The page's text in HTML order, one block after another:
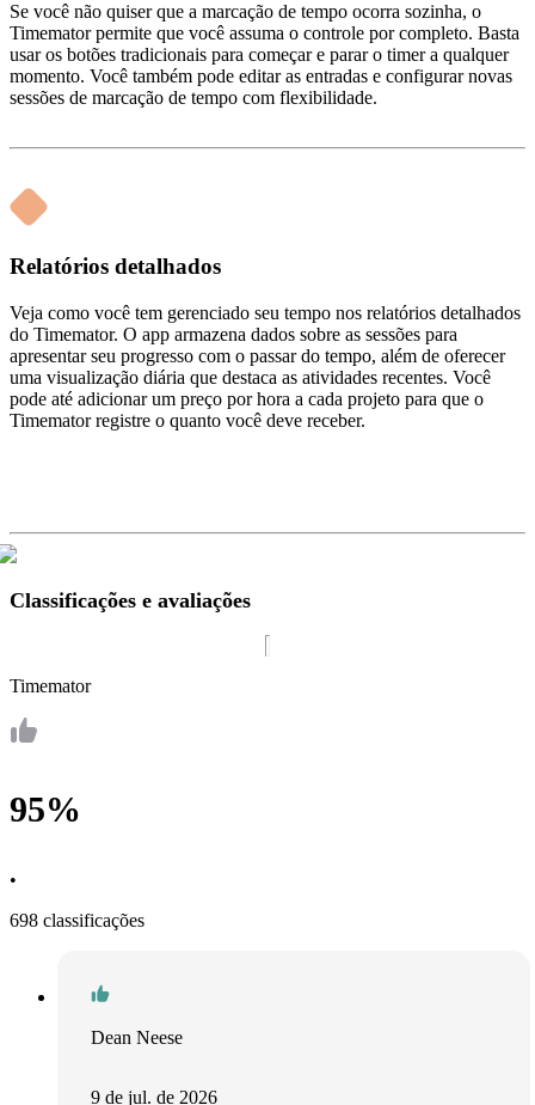
Se você não quiser que a marcação de tempo ocorra sozinha, o
Timemator permite que você assuma o controle por completo. Basta
usar os botões tradicionais para começar e parar o timer a qualquer
momento. Você também pode editar as entradas e configurar novas
sessões de marcação de tempo com flexibilidade.
Relatórios detalhados
Veja como você tem gerenciado seu tempo nos relatórios detalhados
do Timemator. O app armazena dados sobre as sessões para
apresentar seu progresso com o passar do tempo, além de oferecer
uma visualização diária que destaca as atividades recentes. Você
pode até adicionar um preço por hora a cada projeto para que o
Timemator registre o quanto você deve receber.
Classificações e avaliações
Timemator
95%
•
698 classificações
Dean Neese
9 de jul. de 2026